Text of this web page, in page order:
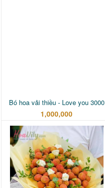
Bó hoa vải thiều - Love you 3000
1,000,000